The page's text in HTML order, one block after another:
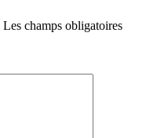
Les champs obligatoires